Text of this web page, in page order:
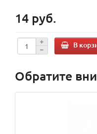
14 руб.
В
Обратите